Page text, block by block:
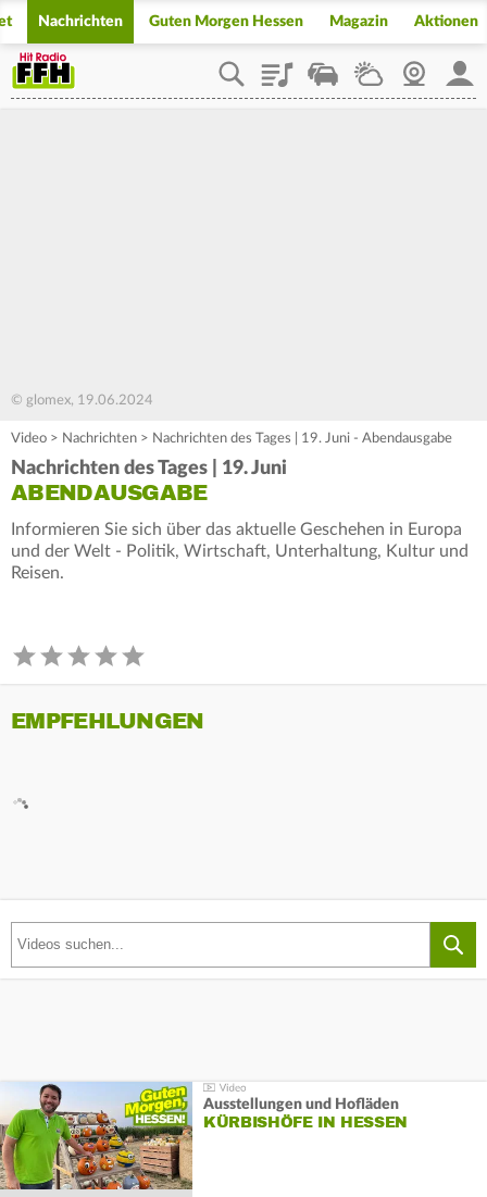
Nachrichten Guten Morgen Hessen Magazin Aktionen
PlaylistStaupilotWetterWebcam
© glomex, 19.06.2024
Video > Nachrichten > Nachrichten des Tages | 19. Juni - Abendausgabe
Nachrichten des Tages | 19. Juni
ABENDAUSGABE
Informieren Sie sich über das aktuelle Geschehen in Europa
und der Welt - Politik, Wirtschaft, Unterhaltung, Kultur und
Reisen.
EMPFEHLUNGEN
Ausstellungen und Hofläden
KÜRBISHÖFE IN HESSEN